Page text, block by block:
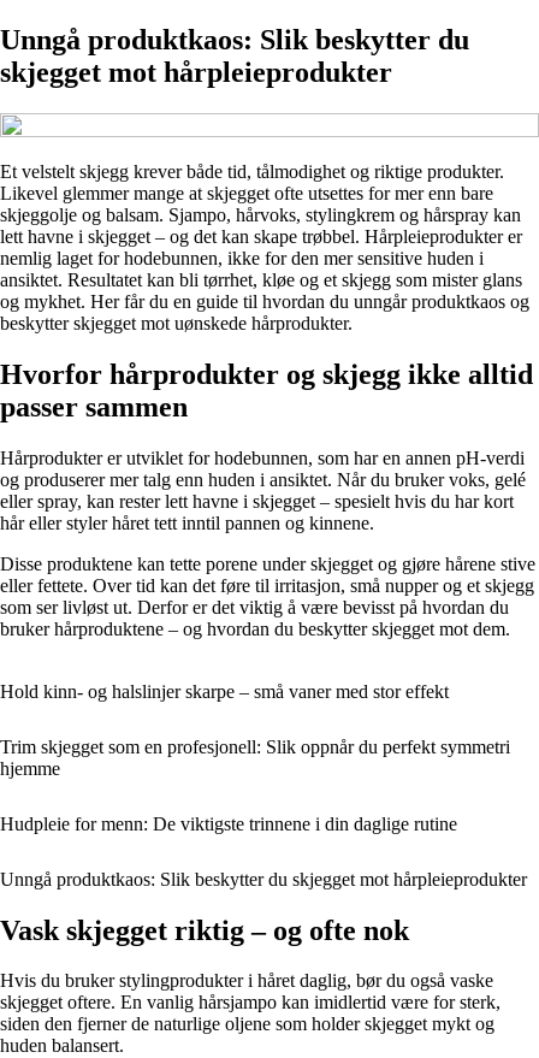
Unngå produktkaos: Slik beskytter du
skjegget mot hårpleieprodukter
Et velstelt skjegg krever både tid, tålmodighet og riktige produkter.
Likevel glemmer mange at skjegget ofte utsettes for mer enn bare
skjeggolje og balsam. Sjampo, hårvoks, stylingkrem og hårspray kan
lett havne i skjegget – og det kan skape trøbbel. Hårpleieprodukter er
nemlig laget for hodebunnen, ikke for den mer sensitive huden i
ansiktet. Resultatet kan bli tørrhet, kløe og et skjegg som mister glans
og mykhet. Her får du en guide til hvordan du unngår produktkaos og
beskytter skjegget mot uønskede hårprodukter.
Hvorfor hårprodukter og skjegg ikke alltid
passer sammen
Hårprodukter er utviklet for hodebunnen, som har en annen pH-verdi
og produserer mer talg enn huden i ansiktet. Når du bruker voks, gelé
eller spray, kan rester lett havne i skjegget – spesielt hvis du har kort
hår eller styler håret tett inntil pannen og kinnene.
Disse produktene kan tette porene under skjegget og gjøre hårene stive
eller fettete. Over tid kan det føre til irritasjon, små nupper og et skjegg
som ser livløst ut. Derfor er det viktig å være bevisst på hvordan du
bruker hårproduktene – og hvordan du beskytter skjegget mot dem.
Hold kinn- og halslinjer skarpe – små vaner med stor effekt
Trim skjegget som en profesjonell: Slik oppnår du perfekt symmetri
hjemme
Hudpleie for menn: De viktigste trinnene i din daglige rutine
Unngå produktkaos: Slik beskytter du skjegget mot hårpleieprodukter
Vask skjegget riktig – og ofte nok
Hvis du bruker stylingprodukter i håret daglig, bør du også vaske
skjegget oftere. En vanlig hårsjampo kan imidlertid være for sterk,
siden den fjerner de naturlige oljene som holder skjegget mykt og
huden balansert.